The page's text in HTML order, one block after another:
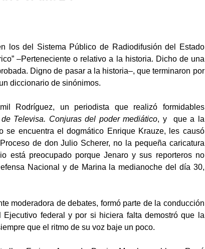
los del Sistema Público de Radiodifusión del Estado
–Perteneciente o relativo a la historia. Dicho de una
Digno de pasar a la historia–, que terminaron por
diccionario de sinónimos.
Rodríguez, un periodista que realizó formidables
Televisa. Conjuras del poder mediático, y que a la
encuentra el dogmático Enrique Krauze, les causó
de don Julio Scherer, no la pequeña caricatura
está preocupado porque Jenaro y sus reporteros no
Nacional y de Marina la medianoche del día 30,
moderadora de debates, formó parte de la conducción
federal y por si hiciera falta demostró que la
que el ritmo de su voz baje un poco.